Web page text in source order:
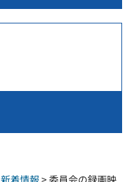
新着情報 > 委員会の録画映